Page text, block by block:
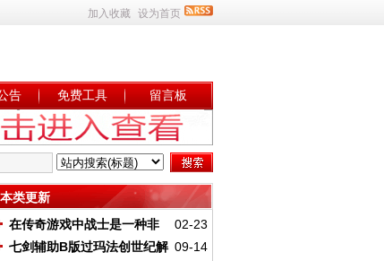
加入收藏 设为首页
告 免费工具 留言板
本类更新
02-23
在传奇游戏中战士是一种非
常强大的职业
09-14
七剑辅助B版过玛法创世纪解